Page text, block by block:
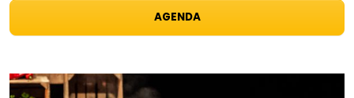
AGENDA